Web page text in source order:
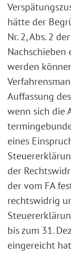
hätte der
Nr. 2, Abs. 2
werden
Auffassung
wenn sich die
eines
der
der vom FA
rechtswidrig
bis zum 31.
eingereicht